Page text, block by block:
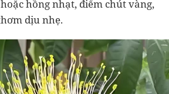
hồng nhạt, điểm chút vàng,
dịu nhẹ.